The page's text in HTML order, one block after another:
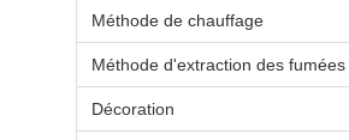
Méthode de chauffage
Méthode d'extraction des fumées
Décoration